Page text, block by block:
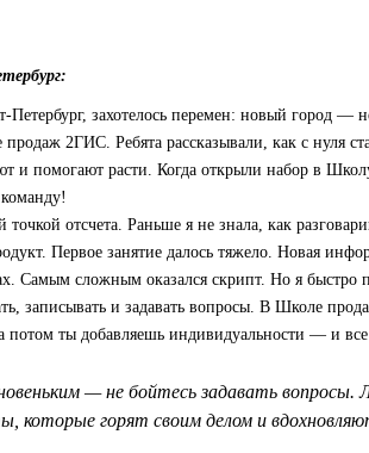
Петербург, захотелось перемен: новый город —
2ГИС. Ребята рассказывали, как с нуля
и помогают расти. Когда открыли набор в
отсчета. Раньше я не знала, как
Первое занятие далось тяжело. Новая
Самым сложным оказался скрипт. Но я быстро
записывать и задавать вопросы. В Школе
потом ты добавляешь индивидуальности — и все
— не бойтесь задавать
которые горят своим делом и